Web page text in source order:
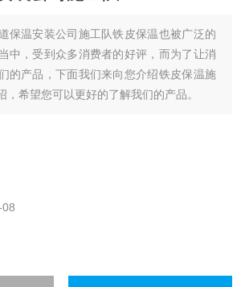
保温安装公司施工队铁皮保温也被广泛的
中，受到众多消费者的好评，而为了让消
的产品，下面我们来向您介绍铁皮保温施
，希望您可以更好的了解我们的产品。